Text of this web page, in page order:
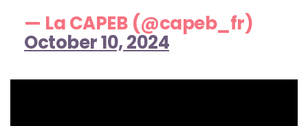
— La CAPEB (@capeb_fr)
October 10, 2024